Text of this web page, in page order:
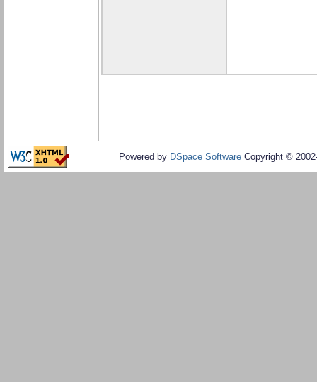
Powered by DSpace Software Copyright ©